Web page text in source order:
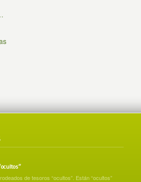
de tesoros “ocultos”. Están “ocultos”